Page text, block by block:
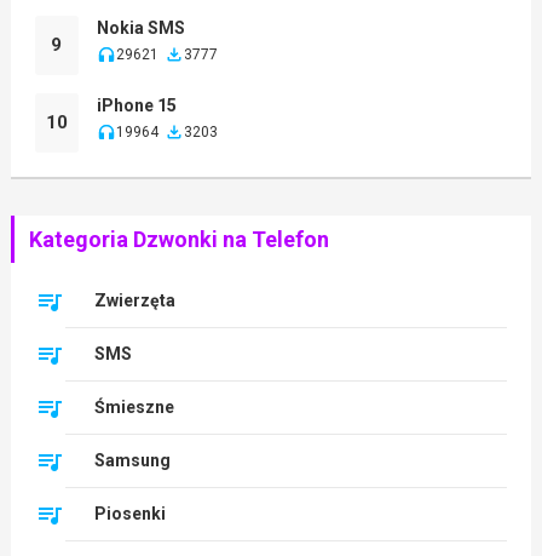
9
Nokia SMS
29621 3777
10
iPhone 15
19964 3203
Kategoria Dzwonki na Telefon
Zwierzęta
SMS
Śmieszne
Samsung
Piosenki